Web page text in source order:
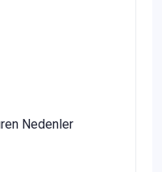
Nedenler